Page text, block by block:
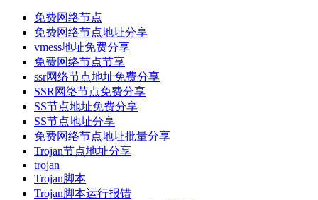
免费网络节点
免费网络节点地址分享
vmess地址免费分享
免费网络节点节享
ssr网络节点地址免费分享
SSR网络节点免费分享
SS节点地址免费分享
SS节点地址分享
免费网络节点地址批量分享
Trojan节点地址分享
trojan
Trojan脚本
Trojan脚本运行报错